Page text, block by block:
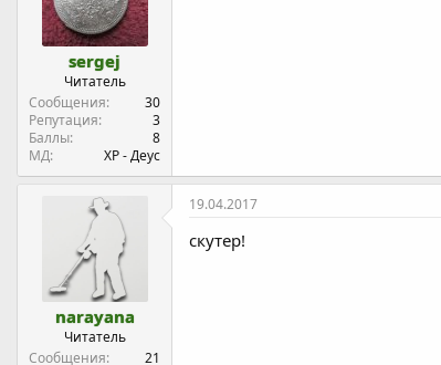
sergej
Читатель
Сообщения
30
Репутация
3
Баллы
8
МД
ХР - Деус
narayana
Читатель
Сообщения
21
19.04.2017
скутер!